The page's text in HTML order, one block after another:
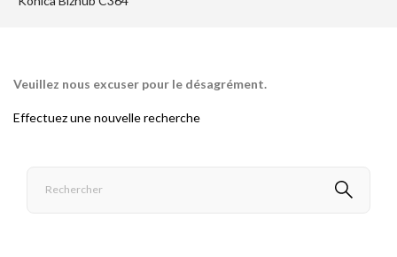
Veuillez nous excuser pour le désagrément.
Effectuez une nouvelle recherche